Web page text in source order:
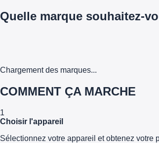
Quelle marque souhaitez-
Chargement des marques...
COMMENT ÇA MARCHE
1
Choisir l'appareil
Sélectionnez votre appareil et obtenez votre